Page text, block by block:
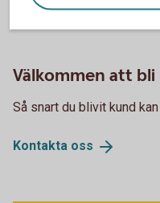
Spara påkonto
Välkommen att
Så snart du blivit kund
Kontakta oss